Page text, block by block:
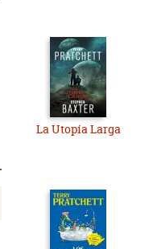
La Utopía Larga